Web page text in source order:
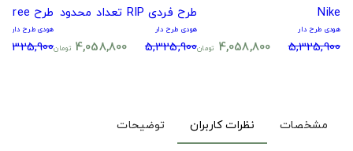
Nike
هودی طرح دار
5,325,900
4,058,800 تومان
طرح فردی RIP تعداد محدود
هودی طرح دار
5,325,900
4,058,800 تومان
طرح Digital Tree.
هودی طرح دار
5,325,900
مشخصات نظرات کاربران توضیحات